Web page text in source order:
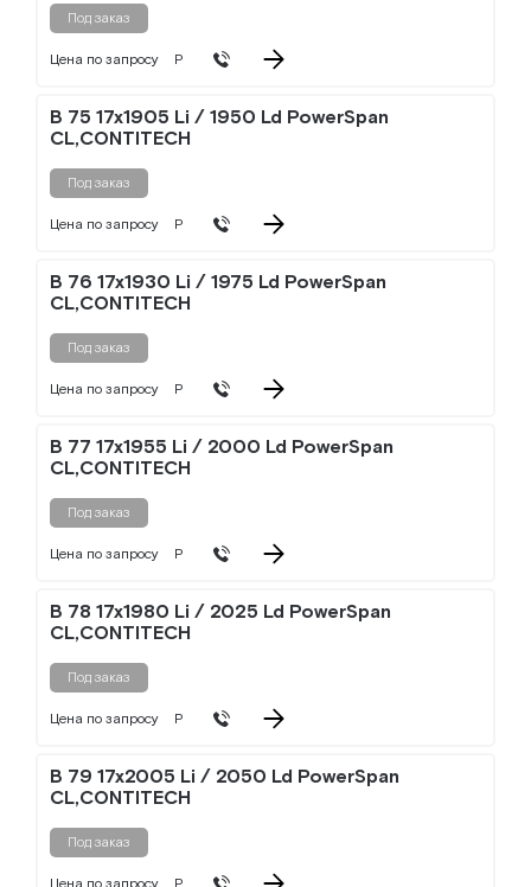
Под заказ
Цена по запросу Р
B 75 17x1905 Li / 1950 Ld PowerSpan
CL,CONTITECH
Под заказ
Цена по запросу Р
B 76 17x1930 Li / 1975 Ld PowerSpan
CL,CONTITECH
Под заказ
Цена по запросу Р
B 77 17x1955 Li / 2000 Ld PowerSpan
CL,CONTITECH
Под заказ
Цена по запросу Р
B 78 17x1980 Li / 2025 Ld PowerSpan
CL,CONTITECH
Под заказ
Цена по запросу Р
B 79 17x2005 Li / 2050 Ld PowerSpan
CL,CONTITECH
Под заказ
Цена по запросу Р